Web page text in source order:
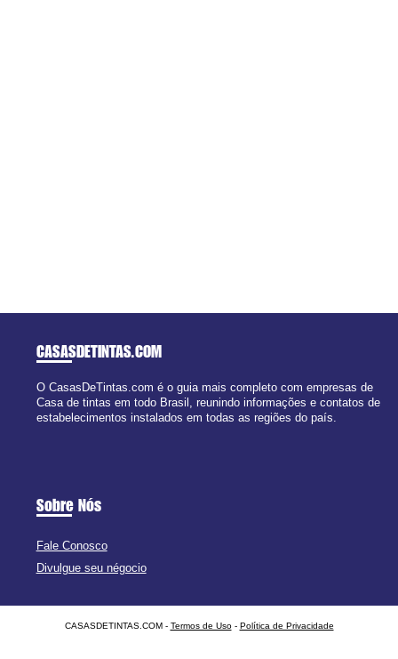
CASASDETINTAS.COM
O CasasDeTintas.com é o guia mais completo com empresas de
Casa de tintas em todo Brasil, reunindo informações e contatos de
estabelecimentos instalados em todas as regiões do país.
Sobre Nós
Fale Conosco
Divulgue seu négocio
CASASDETINTAS.COM - Termos de Uso- Política de Privacidade